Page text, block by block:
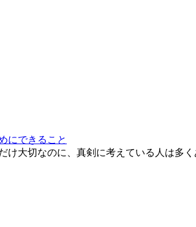
にできること
け大切なのに、真剣に考えている人は多